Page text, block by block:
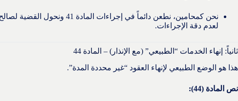
لعدم دقة الإجراءات.
ثانياً: إنهاء الخدمات “الطبيعي” (مع الإنذار) – المادة 44
هذا هو الوضع الطبيعي لإنهاء العقود “غير محددة المدة”.
نص المادة (44):